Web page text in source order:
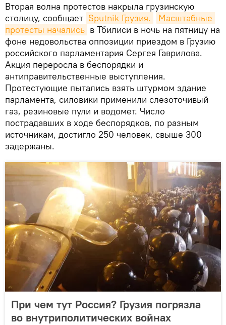
Вторая волна протестов накрыла грузинскую
столицу, сообщает Sputnik Грузия.
Масштабные
протесты начались в Тбилиси в ночь на пятницу на
фоне недовольства оппозиции приездом в Грузию
российского парламентария Сергея Гаврилова.
Акция переросла в беспорядки и
антиправительственные выступления.
Протестующие пытались взять штурмом здание
парламента, силовики применили слезоточивый
газ, резиновые пули и водомет. Число
пострадавших в ходе беспорядков, по разным
источникам, достигло 250 человек, свыше 300
задержаны.
При чем тут Россия? Грузия погрязла
во внутриполитических войнах